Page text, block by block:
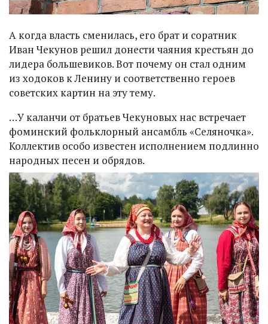
А когда власть сменилась, его брат и соратник
Иван Чекунов решил донести чаяния крестьян до
лидера большевиков. Вот почему он стал одним
из ходоков к Ленину и соответственно героев
советских картин на эту тему.
…У каланчи от братьев Чекуновых нас встречает
фоминский фольклорный ансамбль «Селяночка».
Коллектив особо известен исполнением подлинно
народных песен и обрядов.